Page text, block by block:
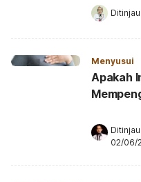
Menyusui
Apakah
02/06/